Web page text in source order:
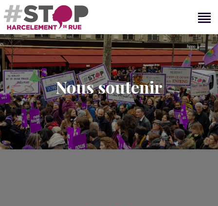
Nous soutenir
STOP HARCÈLEMENT DE RUE
ACCUEIL
L’ASSOCIATION
RÉ-AGIR
RÉ-ACTIONS
CONTACT